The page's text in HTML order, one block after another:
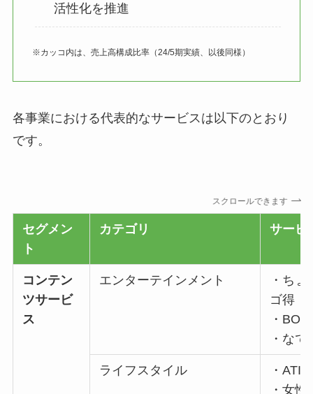
活性化を推進
※カッコ内は、売上高構成比率（24/5期実績、以後同様）
各事業における代表的なサービスは以下のとおり
です。
スクロールできます
セグメン
ト
カテゴリ サービ
コンテン
ツサービ
ス
エンターテインメント
・ち
ゴ得
・
・な
ライフスタイル
・
・女